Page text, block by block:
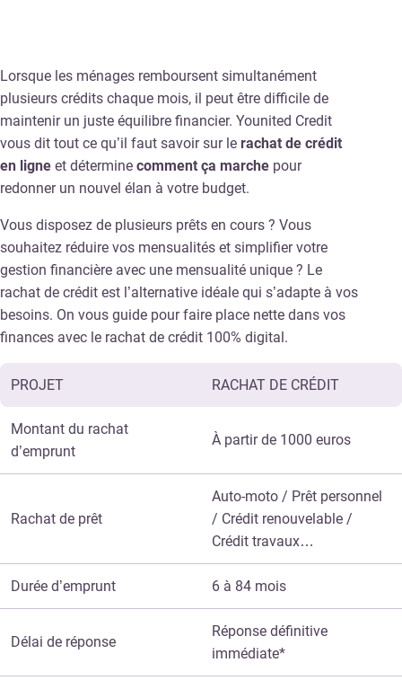
Lorsque les ménages remboursent simultanément
plusieurs crédits chaque mois, il peut être difficile de
maintenir un juste équilibre financier. Younited Credit
vous dit tout ce qu’il faut savoir sur le rachat de crédit
en ligne et détermine comment ça marche pour
redonner un nouvel élan à votre budget.
Vous disposez de plusieurs prêts en cours ? Vous
souhaitez réduire vos mensualités et simplifier votre
gestion financière avec une mensualité unique ? Le
rachat de crédit est l’alternative idéale qui s’adapte à vos
besoins. On vous guide pour faire place nette dans vos
finances avec le rachat de crédit 100% digital.
PROJET RACHAT DE CRÉDIT
Montant du rachat
d’emprunt
À partir de 1000 euros
Rachat de prêt
Auto-moto / Prêt personnel
/ Crédit renouvelable /
Crédit travaux…
Durée d’emprunt 6 à 84 mois
Délai de réponse
Réponse définitive
immédiate*